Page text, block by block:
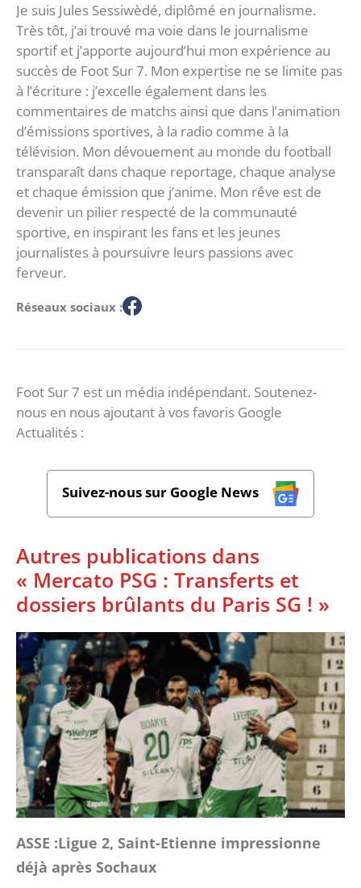
Je suis Jules Sessiwèdé, diplômé en journalisme.
Très tôt, j’ai trouvé ma voie dans le journalisme
sportif et j’apporte aujourd’hui mon expérience au
succès de Foot Sur 7. Mon expertise ne se limite pas
à l’écriture : j’excelle également dans les
commentaires de matchs ainsi que dans l’animation
d’émissions sportives, à la radio comme à la
télévision. Mon dévouement au monde du football
transparaît dans chaque reportage, chaque analyse
et chaque émission que j’anime. Mon rêve est de
devenir un pilier respecté de la communauté
sportive, en inspirant les fans et les jeunes
journalistes à poursuivre leurs passions avec
ferveur.
Réseaux sociaux :
Foot Sur 7 est un média indépendant. Soutenez-
nous en nous ajoutant à vos favoris Google
Actualités :
Suivez-nous sur Google News
Autres publications dans
« Mercato PSG : Transferts et
dossiers brûlants du Paris SG ! »
ASSE :Ligue 2, Saint-Etienne impressionne
déjà après Sochaux